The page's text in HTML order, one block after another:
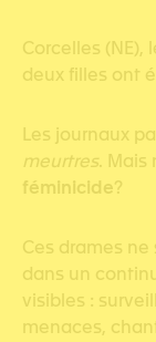
Corcelles (NE),
deux filles ont
Les journaux
meurtres. Mais
féminicide?
Ces drames ne
dans un
visibles :
menaces,